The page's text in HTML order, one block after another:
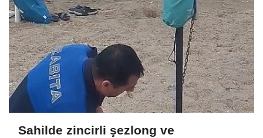
Sahilde zincirli şezlong ve